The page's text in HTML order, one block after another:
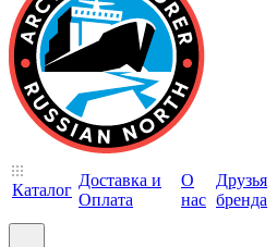
Каталог
Доставка и
Оплата
О
нас
Друзья
бренда